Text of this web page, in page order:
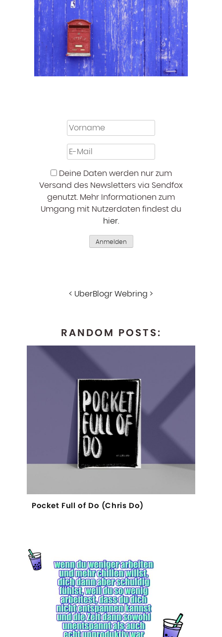
Deine Daten werden nur zum
Versand des Newsletters via Sendfox
genutzt. Mehr Informationen zum
Umgang mit Nutzerdaten findest du
hier
Anmelden
< UberBlogr Webring >
RANDOM POSTS:
Pocket Full of Do (Chris Do)